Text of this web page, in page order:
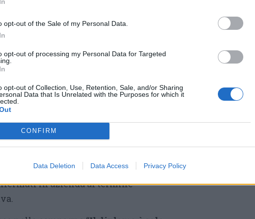
opt-out of the Sale of my Personal Data.
opt-out of processing my Personal Data for Targeted
opt-out of Collection, Use, Retention, Sale, and/or Sharing
Data that Is Unrelated with the Purposes for which it
CONFIRM
Data Deletion Data Access Privacy Policy
che consente ai partecipanti di
nella gestione dei processi
fino all’utilizzo di tecnologie
artificiale e principi di lean
cheprenderà il via nell’autunno 2026 a
Superiore (EQF 4), con la concreta
in azienda al termine